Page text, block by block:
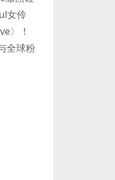
女伶
〉！
全球粉